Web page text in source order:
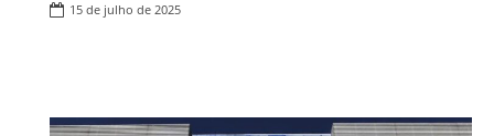
15 de julho de 2025